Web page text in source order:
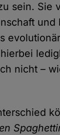
sein. Sie
nicht –